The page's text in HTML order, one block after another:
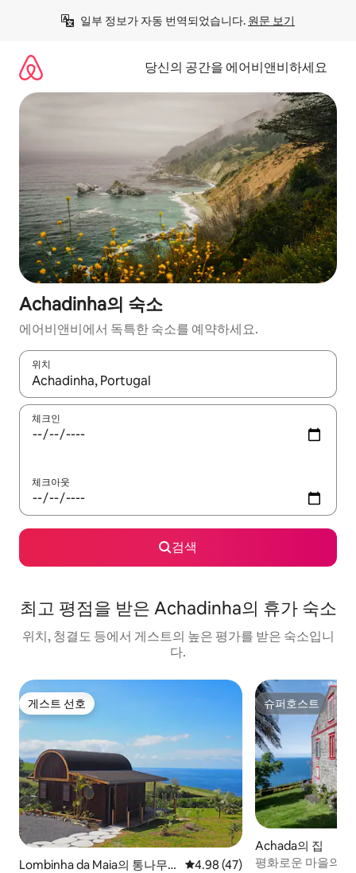
일부 정보가 자동 번역되었습니다. 원문 보기
당신의 공간을 에어비앤비하세요
Achadinha의 숙소
에어비앤비에서 독특한 숙소를 예약하세요.
위치
결과가 나오면 위·아래 화살표 키를 사용하거나 터치 또는 스와이
체크인
체크아웃
검색
최고 평점을 받은 Achadinha의 휴가 숙소
위치, 청결도 등에서 게스트의 높은 평가를 받은 숙소입니
다.
게스트 선호
게스트 선호
Lombinha da Maia의 통나무
평점 4.98점(5점 만점), 후기 47
4.98 (47)
슈퍼호스트
슈퍼호스트
Achada의 집
평화로운 마을의